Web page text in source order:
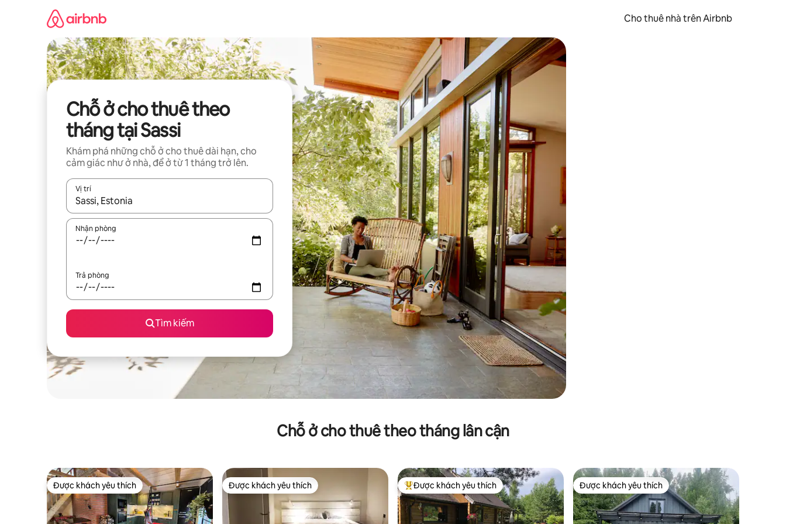
Cho thuê nhà trên Airbnb
Chỗ ở cho thuê theo
tháng tại Sassi
Khám phá những chỗ ở cho thuê dài hạn, cho
cảm giác như ở nhà, để ở từ 1 tháng trở lên.
Vị trí
Khi có kết quả, hãy điều hướng bằng phím mũi tên lên và xuống hoặc khám phá bằng các thao tác chạm hoặc vuốt.
Nhận phòng
Trả phòng
Tìm kiếm
Chỗ ở cho thuê theo tháng lân cận
Được khách yêu thích
Được khách yêu thích Được khách yêu thích
Được khách yêu thích Được khách yêu thích nhất
Được khách yêu thích Được khách yêu thích
Được khách yêu thích